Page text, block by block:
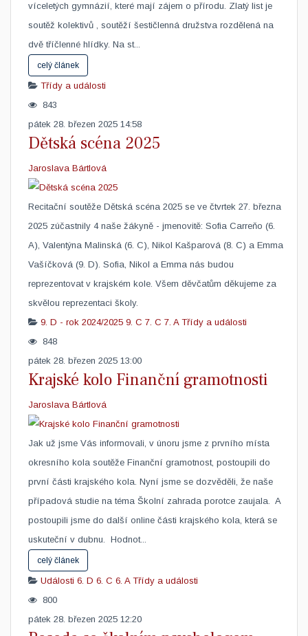
víceletých gymnázií, které mají zájem o přírodu. Zlatý list je
soutěž kolektivů , soutěží šestičlenná družstva rozdělená na
dvě tříčlenné hlídky. Na st...
celý článek
Třídy a události
843
pátek 28. březen 2025 14:58
Dětská scéna 2025
Jaroslava Bártlová
Recitační soutěže Dětská scéna 2025 se ve čtvrtek 27. března
2025 zúčastnily 4 naše žákyně - jmenovitě: Sofia Carreňo (6.
A), Valentýna Malinská (6. C), Nikol Kašparová (8. C) a Emma
Vašíčková (9. D). Sofia, Nikol a Emma nás budou
reprezentovat v krajském kole. Všem děvčatům děkujeme za
skvělou reprezentaci školy. ​
9. D - rok 2024/2025 9. C 7. C 7. A Třídy a události
848
pátek 28. březen 2025 13:00
Krajské kolo Finanční gramotnosti
Jaroslava Bártlová
Jak už jsme Vás informovali, v únoru jsme z prvního místa
okresního kola soutěže Finanční gramotnost, postoupili do
první části krajského kola. Nyní jsme se dozvěděli, že naše
případová studie na téma Školní zahrada porotce zaujala. A
postoupili jsme do další online části krajského kola, která se
uskuteční v dubnu. Hodnot...
celý článek
Události 6. D 6. C 6. A Třídy a události
800
pátek 28. březen 2025 12:20